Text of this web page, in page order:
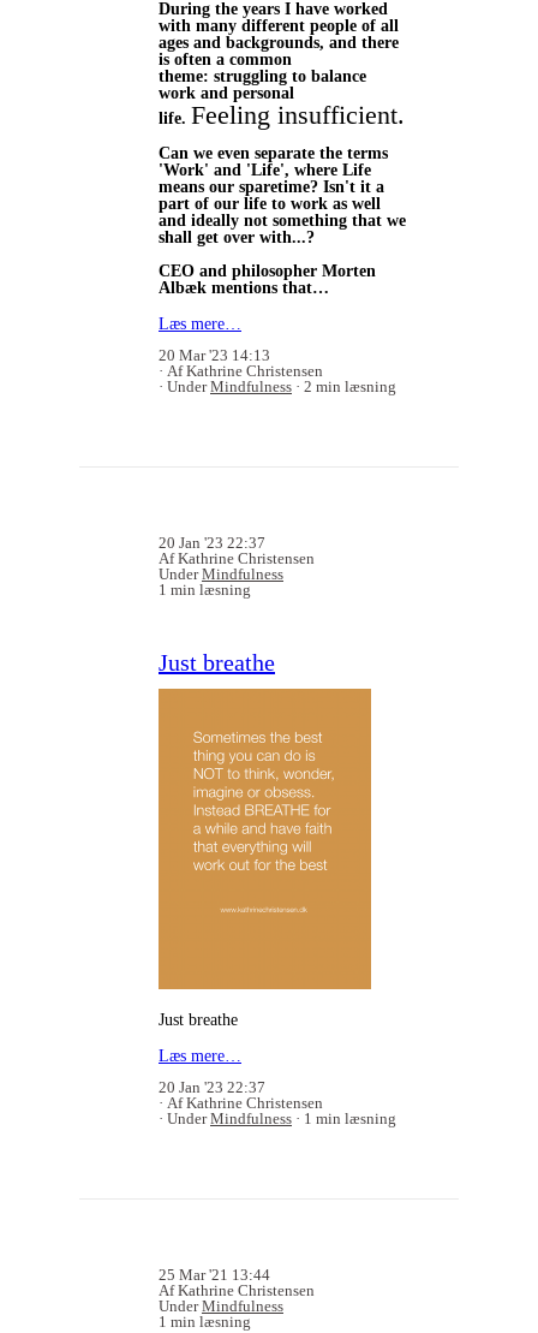
During the years I have worked
with many different people of all
ages and backgrounds, and there
is often a common
theme: struggling to balance
work and personal
life. Feeling insufficient.
Can we even separate the terms
'Work' and 'Life', where Life
means our sparetime? Isn't it a
part of our life to work as well
and ideally not something that we
shall get over with...?
CEO and philosopher Morten
Albæk mentions that…
Læs mere…
20 Mar '23 14:13
Af Kathrine Christensen
UnderMindfulness 2 min læsning
20 Jan '23 22:37
Af Kathrine Christensen
UnderMindfulness
1 min læsning
Just breathe
Just breathe
Læs mere…
20 Jan '23 22:37
Af Kathrine Christensen
UnderMindfulness 1 min læsning
25 Mar '21 13:44
Af Kathrine Christensen
UnderMindfulness
1 min læsning